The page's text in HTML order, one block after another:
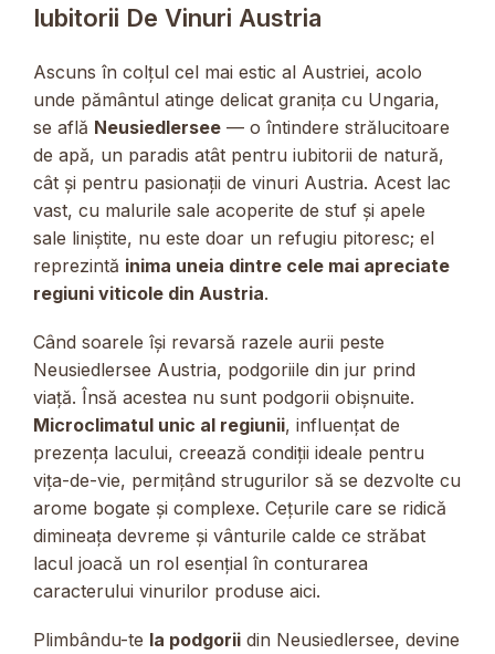
Iubitorii De Vinuri Austria
Ascuns în colțul cel mai estic al Austriei, acolo
unde pământul atinge delicat granița cu Ungaria,
se află Neusiedlersee — o întindere strălucitoare
de apă, un paradis atât pentru iubitorii de natură,
cât și pentru pasionații de vinuri Austria. Acest lac
vast, cu malurile sale acoperite de stuf și apele
sale liniștite, nu este doar un refugiu pitoresc; el
reprezintă inima uneia dintre cele mai apreciate
regiuni viticole din Austria.
Când soarele își revarsă razele aurii peste
Neusiedlersee Austria, podgoriile din jur prind
viață. Însă acestea nu sunt podgorii obișnuite.
Microclimatul unic al regiunii, influențat de
prezența lacului, creează condiții ideale pentru
vița-de-vie, permițând strugurilor să se dezvolte cu
arome bogate și complexe. Cețurile care se ridică
dimineața devreme și vânturile calde ce străbat
lacul joacă un rol esențial în conturarea
caracterului vinurilor produse aici.
Plimbându-te la podgorii din Neusiedlersee, devine